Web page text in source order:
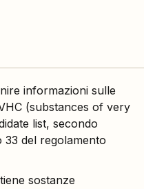
informazioni sulle
(substances of very
list, secondo
33 del regolamento
sostanze